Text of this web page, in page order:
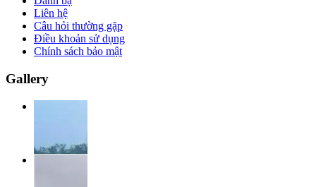
Liên hệ
Câu hỏi thường gặp
Điều khoản sử dụng
Chính sách bảo mật
Gallery